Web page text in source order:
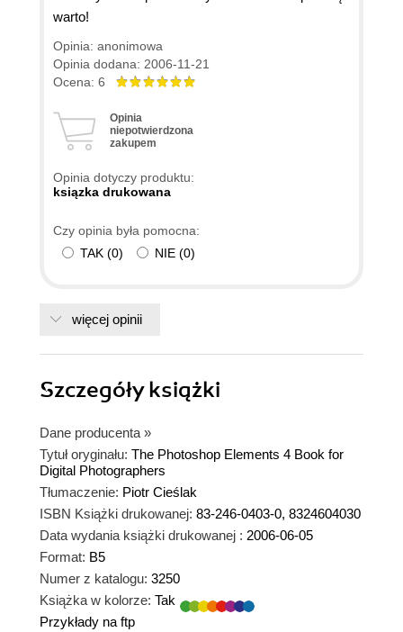
warto!
Opinia: anonimowa
Opinia dodana: 2006-11-21
Ocena: 6
Opinia
niepotwierdzona
zakupem
Opinia dotyczy produktu:
ksiązka drukowana
Czy opinia była pomocna:
TAK (0) NIE (0)
więcej opinii
Szczegółyksiążki
Dane producenta »
Tytuł oryginału: The Photoshop Elements 4 Book for
Digital Photographers
Tłumaczenie: Piotr Cieślak
ISBN Książki drukowanej: 83-246-0403-0, 8324604030
Data wydania książki drukowanej : 2006-06-05
Format: B5
Numer z katalogu: 3250
Książka w kolorze: Tak
Przykłady na ftp